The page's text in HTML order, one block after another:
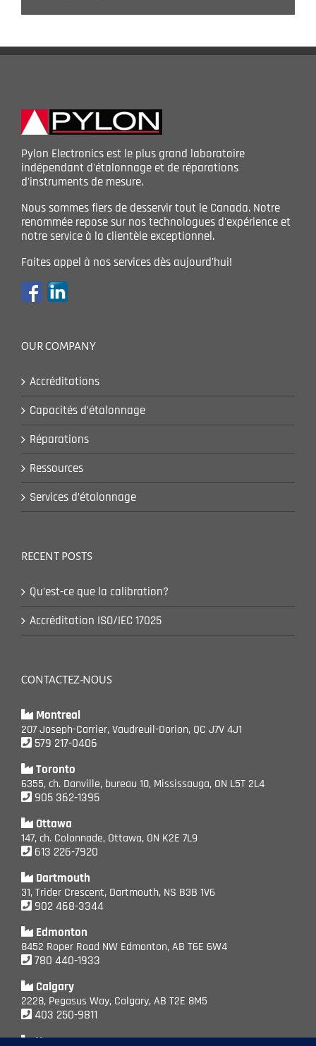
Pylon Electronics est le plus grand laboratoire
indépendant d'étalonnage et de réparations
d'instruments de mesure.
Nous sommes fiers de desservir tout le Canada. Notre
renommée repose sur nos technologues d'expérience et
notre service à la clientèle exceptionnel.
Faites appel à nos services dès aujourd'hui!
OUR COMPANY
Accréditations
Capacités d’étalonnage
Réparations
Ressources
Services d’étalonnage
RECENT POSTS
Qu’est-ce que la calibration?
Accréditation ISO/IEC 17025
CONTACTEZ-NOUS
Montreal
207 Joseph-Carrier, Vaudreuil-Dorion, QC J7V 4J1
579 217-0406
Toronto
6355, ch. Danville, bureau 10, Mississauga, ON L5T 2L4
905 362-1395
Ottawa
147, ch. Colonnade, Ottawa, ON K2E 7L9
613 226-7920
Dartmouth
31, Trider Crescent, Dartmouth, NS B3B 1V6
902 468-3344
Edmonton
8452 Roper Road NW Edmonton, AB T6E 6W4
780 440-1933
Calgary
2228, Pegasus Way, Calgary, AB T2E 8M5
403 250-9811
Vancouver